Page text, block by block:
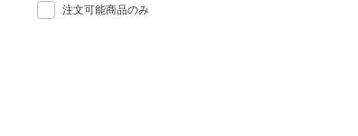
注文可能商品のみ